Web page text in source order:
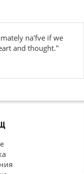
na'fve if we
and thought."